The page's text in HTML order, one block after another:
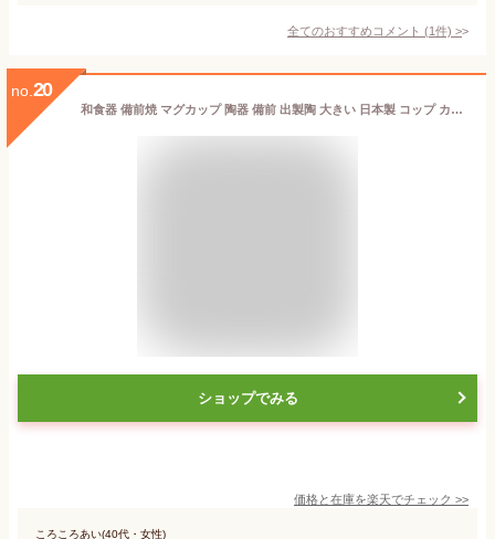
全てのおすすめコメント (1件) >
no. 20
和食器 備前焼 マグカップ 陶器 備前 出製陶 大きい 日本製 コップ カップ コーヒー 備前 ヒダスキ 国産 焼き物 作家 窯元 ギフト プレゼント お礼 お祝い 岡山 雑貨 （z） 送料無料
ショップでみる
価格と在庫を楽天でチェック >>
ころころあい(40代・女性)